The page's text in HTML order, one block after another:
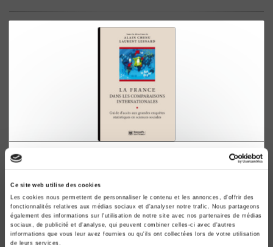
Ce site web utilise des cookies
Les cookies nous permettent de personnaliser le contenu et les annonces, d'offrir des
fonctionnalités relatives aux médias sociaux et d'analyser notre trafic. Nous partageons
également des informations sur l'utilisation de notre site avec nos partenaires de médias
sociaux, de publicité et d'analyse, qui peuvent combiner celles-ci avec d'autres
informations que vous leur avez fournies ou qu'ils ont collectées lors de votre utilisation
de leurs services.
La France dans les comparaisons internationales
sciences sociales
Alain Chenu, Laurent Lesnard